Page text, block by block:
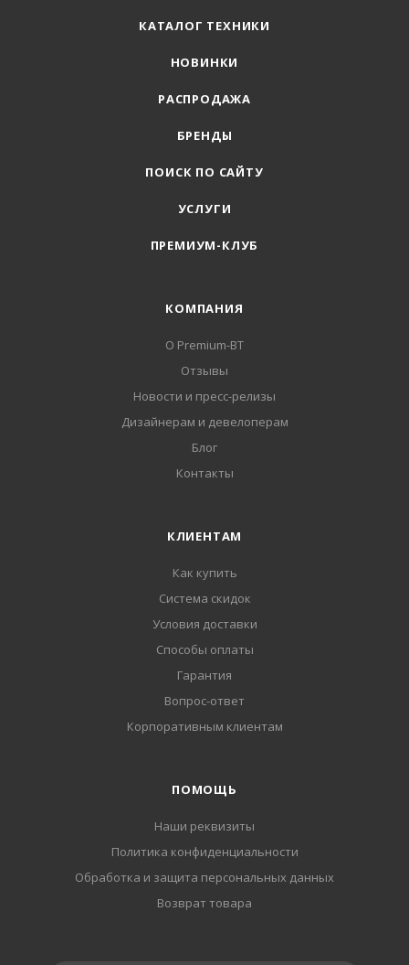
КАТАЛОГ ТЕХНИКИ
НОВИНКИ
РАСПРОДАЖА
БРЕНДЫ
ПОИСК ПО САЙТУ
УСЛУГИ
ПРЕМИУМ-КЛУБ
КОМПАНИЯ
О Premium-BT
Отзывы
Новости и пресс-релизы
Дизайнерам и девелоперам
Блог
Контакты
КЛИЕНТАМ
Как купить
Система скидок
Условия доставки
Способы оплаты
Гарантия
Вопрос-ответ
Корпоративным клиентам
ПОМОЩЬ
Наши реквизиты
Политика конфиденциальности
Обработка и защита персональных данных
Возврат товара